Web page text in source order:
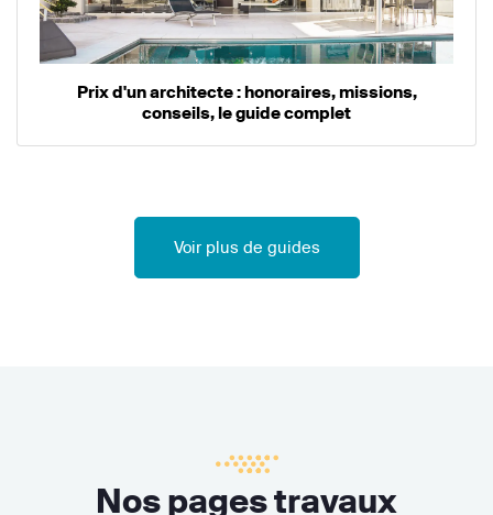
Prix d'un architecte : honoraires, missions,
conseils, le guide complet
Voir plus de guides
Nos pages travaux